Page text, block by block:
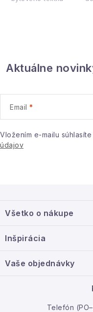
Aktuálne
Email
Vložením e-mailu súhlasíte
údajov
p
ä
Všetko o nákupe
Veľkoobchodná
Inšpirácia
Vaše objednávky
Telefón